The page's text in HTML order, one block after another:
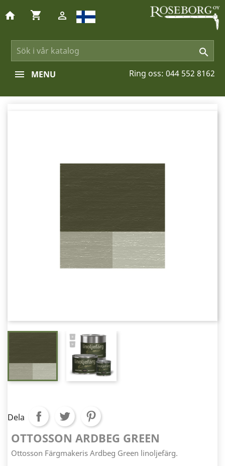

home shopping_cart 
Ring oss: 044 552 8162
MENU
Dela
OTTOSSON ARDBEG GREEN
Ottosson Färgmakeris Ardbeg Green linoljefärg.